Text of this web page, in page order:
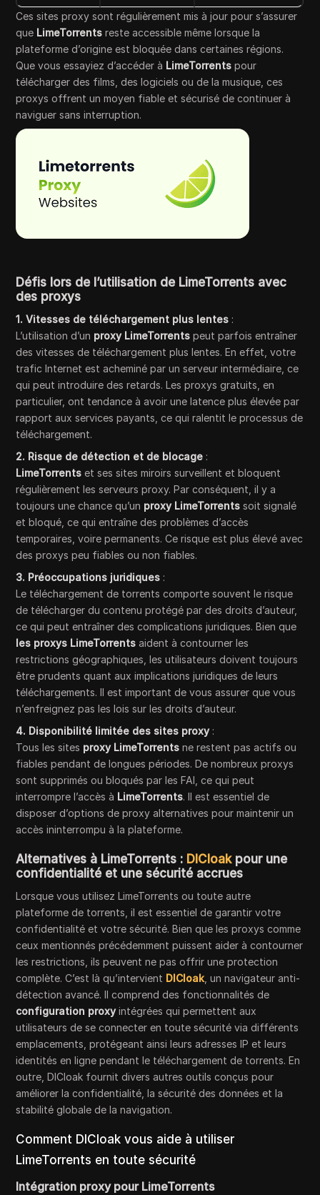
Ces sites proxy sont régulièrement mis à jour pour s’assurer
que LimeTorrents reste accessible même lorsque la
plateforme d’origine est bloquée dans certaines régions.
Que vous essayiez d’accéder à LimeTorrents pour
télécharger des films, des logiciels ou de la musique, ces
proxys offrent un moyen fiable et sécurisé de continuer à
naviguer sans interruption.
Défis lors de l’utilisation de LimeTorrents avec
des proxys
1. Vitesses de téléchargement plus lentes :
L’utilisation d’un proxy LimeTorrents peut parfois entraîner
des vitesses de téléchargement plus lentes. En effet, votre
trafic Internet est acheminé par un serveur intermédiaire, ce
qui peut introduire des retards. Les proxys gratuits, en
particulier, ont tendance à avoir une latence plus élevée par
rapport aux services payants, ce qui ralentit le processus de
téléchargement.
2. Risque de détection et de blocage :
LimeTorrents et ses sites miroirs surveillent et bloquent
régulièrement les serveurs proxy. Par conséquent, il y a
toujours une chance qu’un proxy LimeTorrents soit signalé
et bloqué, ce qui entraîne des problèmes d’accès
temporaires, voire permanents. Ce risque est plus élevé avec
des proxys peu fiables ou non fiables.
3. Préoccupations juridiques :
Le téléchargement de torrents comporte souvent le risque
de télécharger du contenu protégé par des droits d’auteur,
ce qui peut entraîner des complications juridiques. Bien que
les proxys LimeTorrents aident à contourner les
restrictions géographiques, les utilisateurs doivent toujours
être prudents quant aux implications juridiques de leurs
téléchargements. Il est important de vous assurer que vous
n’enfreignez pas les lois sur les droits d’auteur.
4. Disponibilité limitée des sites proxy:
Tous les sites proxy LimeTorrents ne restent pas actifs ou
fiables pendant de longues périodes. De nombreux proxys
sont supprimés ou bloqués par les FAI, ce qui peut
interrompre l’accès à LimeTorrents. Il est essentiel de
disposer d’options de proxy alternatives pour maintenir un
accès ininterrompu à la plateforme.
Alternatives à LimeTorrents : DICloakpour une
confidentialité et une sécurité accrues
Lorsque vous utilisez LimeTorrents ou toute autre
plateforme de torrents, il est essentiel de garantir votre
confidentialité et votre sécurité. Bien que les proxys comme
ceux mentionnés précédemment puissent aider à contourner
les restrictions, ils peuvent ne pas offrir une protection
complète. C’est là qu’intervient DICloak , un navigateur anti-
détection avancé. Il comprend des fonctionnalités de
configuration proxyintégrées qui permettent aux
utilisateurs de se connecter en toute sécurité via différents
emplacements, protégeant ainsi leurs adresses IP et leurs
identités en ligne pendant le téléchargement de torrents. En
outre, DICloak fournit divers autres outils conçus pour
améliorer la confidentialité, la sécurité des données et la
stabilité globale de la navigation.
Comment DICloak vous aide à utiliser
LimeTorrents en toute sécurité
Intégration proxy pour LimeTorrents